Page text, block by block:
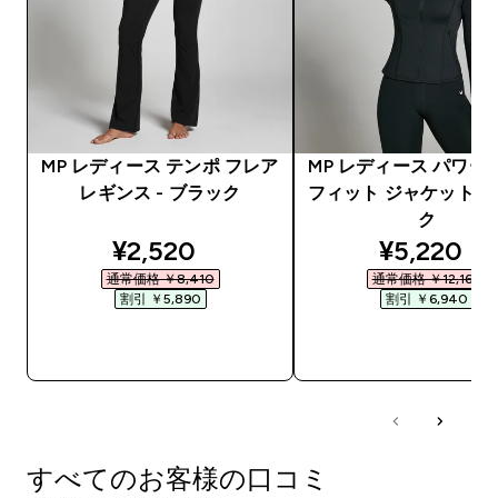
MP レディース テンポ フレア
レギンス - ブラック
discounted price
¥2,520‎
通常価格 ￥8,410‎
割引 ￥5,890‎
MP レディース パワー
フィット ジャケット -
ク
¥5,220‎
通常価格 ￥12,160‎
割引 ￥6,940‎
すべてのお客様の口コミ